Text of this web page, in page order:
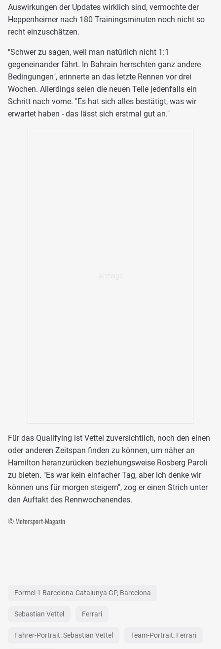
Auswirkungen der Updates wirklich sind, vermochte der
Heppenheimer nach 180 Trainingsminuten noch nicht so
recht einzuschätzen.
"Schwer zu sagen, weil man natürlich nicht 1:1
gegeneinander fährt. In Bahrain herrschten ganz andere
Bedingungen", erinnerte an das letzte Rennen vor drei
Wochen. Allerdings seien die neuen Teile jedenfalls ein
Schritt nach vorne. "Es hat sich alles bestätigt, was wir
erwartet haben - das lässt sich erstmal gut an."
Für das Qualifying ist Vettel zuversichtlich, noch den einen
oder anderen Zeitspan finden zu können, um näher an
Hamilton heranzurücken beziehungsweise Rosberg Paroli
zu bieten. "Es war kein einfacher Tag, aber ich denke wir
können uns für morgen steigern", zog er einen Strich unter
den Auftakt des Rennwochenendes.
© Motorsport-Magazin
Formel 1 Barcelona-Catalunya GP, Barcelona
Sebastian Vettel Ferrari
Fahrer-Portrait: Sebastian Vettel Team-Portrait: Ferrari